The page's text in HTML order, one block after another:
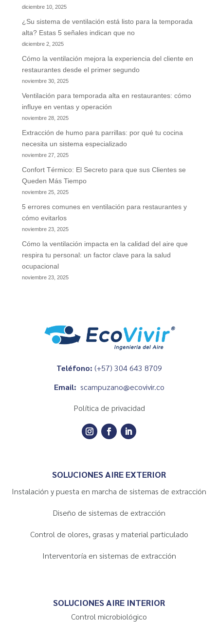
diciembre 10, 2025
¿Su sistema de ventilación está listo para la temporada
alta? Estas 5 señales indican que no
diciembre 2, 2025
Cómo la ventilación mejora la experiencia del cliente en
restaurantes desde el primer segundo
noviembre 30, 2025
Ventilación para temporada alta en restaurantes: cómo
influye en ventas y operación
noviembre 28, 2025
Extracción de humo para parrillas: por qué tu cocina
necesita un sistema especializado
noviembre 27, 2025
Confort Térmico: El Secreto para que sus Clientes se
Queden Más Tiempo
noviembre 25, 2025
5 errores comunes en ventilación para restaurantes y
cómo evitarlos
noviembre 23, 2025
Cómo la ventilación impacta en la calidad del aire que
respira tu personal: un factor clave para la salud
ocupacional
noviembre 23, 2025
Teléfono: (+57) 304 643 8709
Email: scampuzano@ecovivir.co
Política de privacidad
SOLUCIONES AIRE EXTERIOR
Instalación y puesta en marcha de sistemas de extracción
Diseño de sistemas de extracción
Control de olores, grasas y material particulado
Interventoría en sistemas de extracción
SOLUCIONES AIRE INTERIOR
Control microbiológico